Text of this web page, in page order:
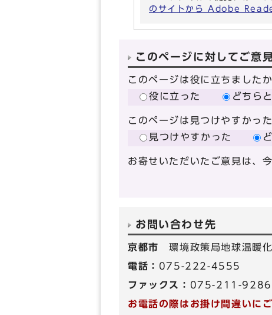
のサイトから Adobe
このページに対してご意
このページは役に立ちましたか
役に立った
どちら
このページは見つけやすかっ
見つけやすかった
お寄せいただいたご意見は、
お問い合わせ先
京都市環境政策局地球温暖
電話： 075-222-4555
ファックス： 075-211-9286
お電話の際はお掛け間違いに